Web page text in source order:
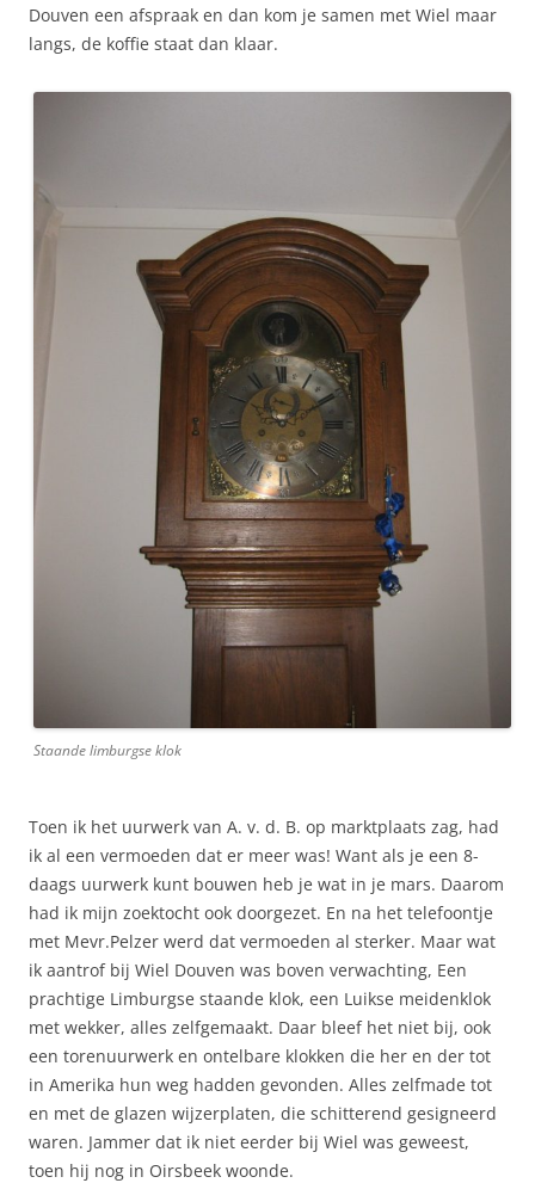
Douven een afspraak en dan kom je samen met Wiel maar
langs, de koffie staat dan klaar.
Staande limburgse klok
Toen ik het uurwerk van A. v. d. B. op marktplaats zag, had
ik al een vermoeden dat er meer was! Want als je een 8-
daags uurwerk kunt bouwen heb je wat in je mars. Daarom
had ik mijn zoektocht ook doorgezet. En na het telefoontje
met Mevr.Pelzer werd dat vermoeden al sterker. Maar wat
ik aantrof bij Wiel Douven was boven verwachting, Een
prachtige Limburgse staande klok, een Luikse meidenklok
met wekker, alles zelfgemaakt. Daar bleef het niet bij, ook
een torenuurwerk en ontelbare klokken die her en der tot
in Amerika hun weg hadden gevonden. Alles zelfmade tot
en met de glazen wijzerplaten, die schitterend gesigneerd
waren. Jammer dat ik niet eerder bij Wiel was geweest,
toen hij nog in Oirsbeek woonde.